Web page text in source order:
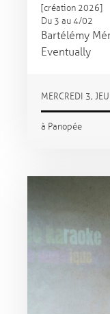
[création 2026]
Du 3 au 4/02
Bartélémy
Eventually
MERCREDI 3,
à Panopée